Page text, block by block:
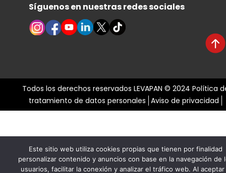
Síguenos en nuestras redes sociales
Todos los derechos reservados LEVAPAN © 2024 Política
tratamiento de datos personales Aviso de privacidad
Este sitio web utiliza cookies propias que tienen por finalidad
personalizar contenido y anuncios con base en la navegación de
usuarios, facilitar la conexión y analizar el tráfico web. Al aceptar